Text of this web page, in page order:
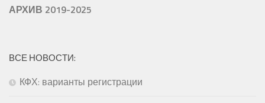
АРХИВ 2019-2025
ВСЕ НОВОСТИ:
КФХ: варианты регистрации